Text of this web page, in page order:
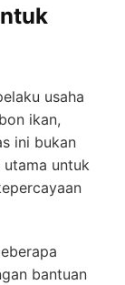
usaha
ikan,
ini bukan
untuk
bantuan